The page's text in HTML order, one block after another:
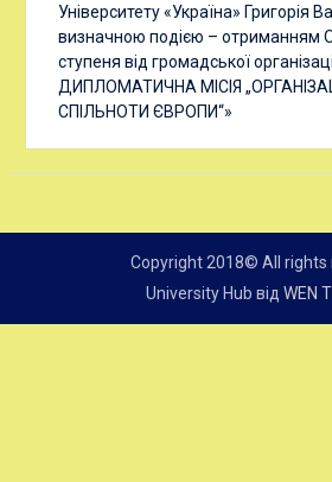
Університету «Україна» Григорія
визначною подією – отриманням
ступеня від громадської
ДИПЛОМАТИЧНА МІСІЯ
СПІЛЬНОТИ ЄВРОПИ“»
Copyright 2018© All rights
University Hub відWEN